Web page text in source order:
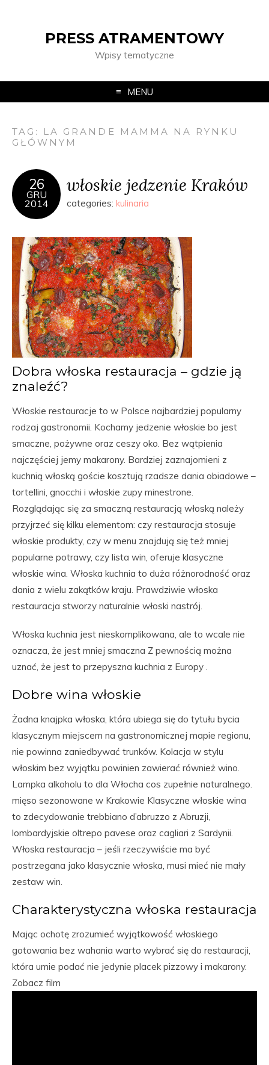
PRESS ATRAMENTOWY
Wpisy tematyczne
MENU
TAG: LA GRANDE MAMMA NA RYNKU
GŁÓWNYM
26
GRU
2014
włoskie jedzenie Kraków
categories: kulinaria
Dobra włoska restauracja – gdzie ją
znaleźć?
Włoskie restauracje to w Polsce najbardziej popularny
rodzaj gastronomii. Kochamy jedzenie włoskie bo jest
smaczne, pożywne oraz ceszy oko. Bez wątpienia
najczęściej jemy makarony. Bardziej zaznajomieni z
kuchnią włoską goście kosztują rzadsze dania obiadowe –
tortellini, gnocchi i włoskie zupy minestrone.
Rozglądając się za smaczną restauracją włoską należy
przyjrzeć się kilku elementom: czy restauracja stosuje
włoskie produkty, czy w menu znajdują się też mniej
popularne potrawy, czy lista win, oferuje klasyczne
włoskie wina. Włoska kuchnia to duża różnorodność oraz
dania z wielu zakątków kraju. Prawdziwie włoska
restauracja stworzy naturalnie włoski nastrój.
Włoska kuchnia jest nieskomplikowana, ale to wcale nie
oznacza, że jest mniej smaczna Z pewnością można
uznać, że jest to przepyszna kuchnia z Europy .
Dobre wina włoskie
Żadna knajpka włoska, która ubiega się do tytułu bycia
klasycznym miejscem na gastronomicznej mapie regionu,
nie powinna zaniedbywać trunków. Kolacja w stylu
włoskim bez wyjątku powinien zawierać również wino.
Lampka alkoholu to dla Włocha cos zupełnie naturalnego.
mięso sezonowane w Krakowie Klasyczne włoskie wina
to zdecydowanie trebbiano d’abruzzo z Abruzji,
lombardyjskie oltrepo pavese oraz cagliari z Sardynii.
Włoska restauracja – jeśli rzeczywiście ma być
postrzegana jako klasycznie włoska, musi mieć nie mały
zestaw win.
Charakterystyczna włoska restauracja
Mając ochotę zrozumieć wyjątkowość włoskiego
gotowania bez wahania warto wybrać się do restauracji,
która umie podać nie jedynie placek pizzowy i makarony.
Zobacz film